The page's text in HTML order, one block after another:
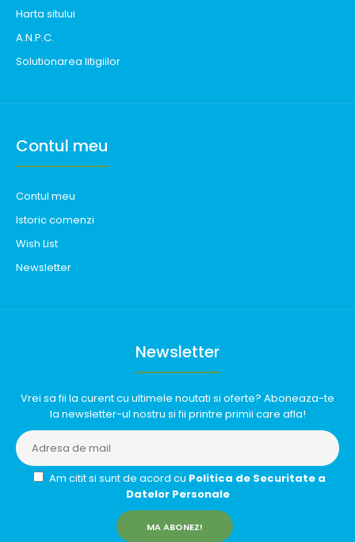
Harta sitului
A.N.P.C.
Solutionarea litigiilor
Contul meu
Contul meu
Istoric comenzi
Wish List
Newsletter
Newsletter
Vrei sa fii la curent cu ultimele noutati si oferte? Aboneaza-te
la newsletter-ul nostru si fii printre primii care afla!
Am citit si sunt de acord cu Politica de Securitate a
Datelor Personale
MA ABONEZ!